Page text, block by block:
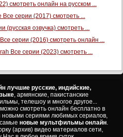
смотреть онлайн на русском ...
серии (2017) смотреть ...
(русская озвучка) смотреть ...
серии (2016) смотреть онлайн ...
Все серии (2023) смотреть ...
лучшие русские, индийские,
, армянские, пакистанские
телешоу и многое другое...
смотреть онлайн бесплатно в
новыми сериями любимых сериалов,
новые мультфильмы онлайн.
(архив) видео материалов сети,